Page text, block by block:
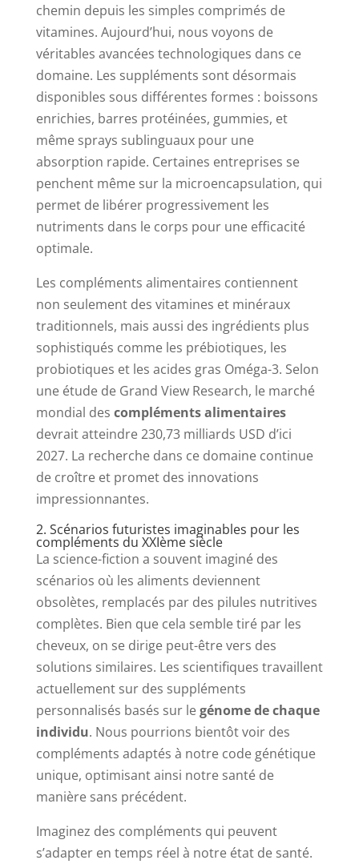
chemin depuis les simples comprimés de
vitamines. Aujourd’hui, nous voyons de
véritables avancées technologiques dans ce
domaine. Les suppléments sont désormais
disponibles sous différentes formes : boissons
enrichies, barres protéinées, gummies, et
même sprays sublinguaux pour une
absorption rapide. Certaines entreprises se
penchent même sur la microencapsulation, qui
permet de libérer progressivement les
nutriments dans le corps pour une efficacité
optimale.
Les compléments alimentaires contiennent
non seulement des vitamines et minéraux
traditionnels, mais aussi des ingrédients plus
sophistiqués comme les prébiotiques, les
probiotiques et les acides gras Oméga-3. Selon
une étude de Grand View Research, le marché
mondial des compléments alimentaires
devrait atteindre 230,73 milliards USD d’ici
2027. La recherche dans ce domaine continue
de croître et promet des innovations
impressionnantes.
2. Scénarios futuristes imaginables pour les
compléments du XXIème siècle
La science-fiction a souvent imaginé des
scénarios où les aliments deviennent
obsolètes, remplacés par des pilules nutritives
complètes. Bien que cela semble tiré par les
cheveux, on se dirige peut-être vers des
solutions similaires. Les scientifiques travaillent
actuellement sur des suppléments
personnalisés basés sur legénome de chaque
individu. Nous pourrions bientôt voir des
compléments adaptés à notre code génétique
unique, optimisant ainsi notre santé de
manière sans précédent.
Imaginez des compléments qui peuvent
s’adapter en temps réel à notre état de santé.